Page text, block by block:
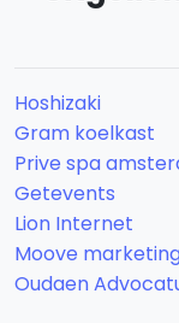
Hoshizaki
Gram koelkast
Prive spa
Getevents
Lion Internet
Moove
Oudaen